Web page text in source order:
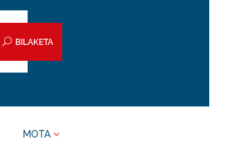
BILAKETA
MOTA